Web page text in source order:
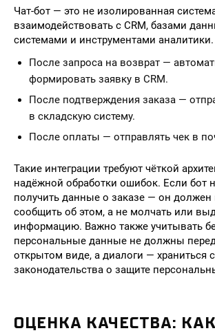
Чат-бот — это не изолированная
взаимодействовать с CRM, базами
системами и инструментами
После запроса на возврат —
формировать заявку в CRM.
После подтверждения заказа —
в складскую систему.
После оплаты — отправлять чек в
Такие интеграции требуют чёткой
надёжной обработки ошибок. Если бот
получить данные о заказе — он
сообщить об этом, а не молчать или
информацию. Важно также учитывать
персональные данные не должны
открытом виде, а диалоги — храниться
законодательства о защите
ОЦЕНКА КАЧЕСТВА: